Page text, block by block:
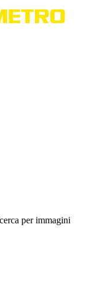
per immagini